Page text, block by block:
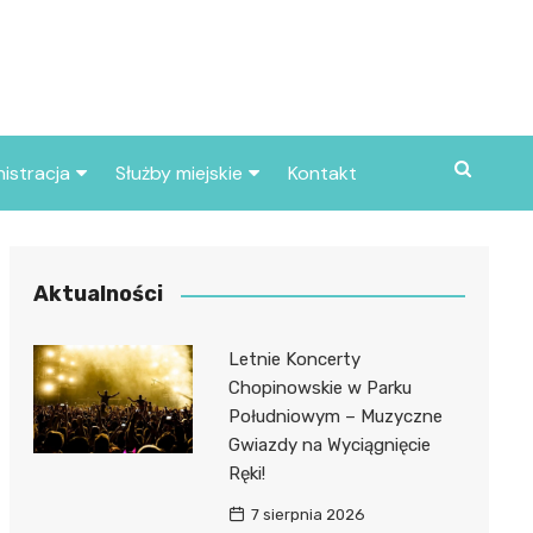
skarbowy
miasta
Służby miejskie
Policja
Kontakt
Aktualności
Letnie Koncerty
Chopinowskie w Parku
Południowym – Muzyczne
Gwiazdy na Wyciągnięcie
Ręki!
7 sierpnia 2026